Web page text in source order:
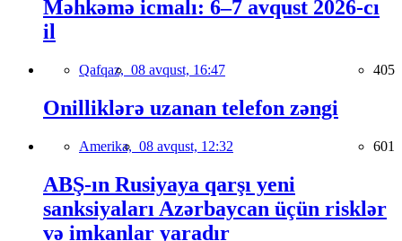
Məhkəmə icmalı: 6–7 avqust 2026-cı
il
Qafqaz, 08 avqust, 16:47 405
Onilliklərə uzanan telefon zəngi
Amerika, 08 avqust, 12:32 601
ABŞ-ın Rusiyaya qarşı yeni
sanksiyaları Azərbaycan üçün risklər
və imkanlar yaradır